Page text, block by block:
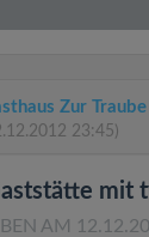
Zur Traube
23:45)
mit
AM